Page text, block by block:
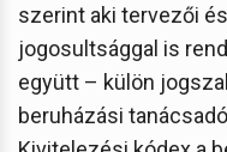
szerint aki tervezői
jogosultsággal is
együtt – külön
beruházási